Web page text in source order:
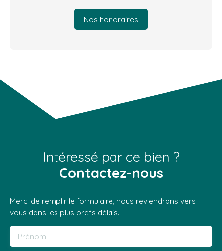
Nos honoraires
Intéressé par ce bien ?
Contactez-nous
Merci de remplir le formulaire, nous reviendrons vers
vous dans les plus brefs délais.
Prénom